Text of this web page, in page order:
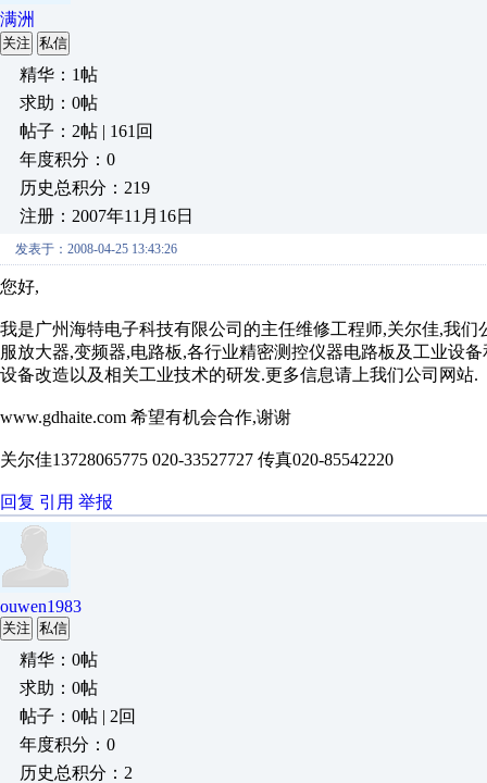
满洲
关注 私信
精华：1帖
求助：0帖
帖子：2帖 | 161回
年度积分：0
历史总积分：219
注册：2007年11月16日
发表于：2008-04-25 13:43:26
您好,
我是广州海特电子科技有限公司的主任维修工程师,关尔佳,我
服放大器,变频器,电路板,各行业精密测控仪器电路板及工业设
设备改造以及相关工业技术的研发.更多信息请上我们公司网站.
www.gdhaite.com 希望有机会合作,谢谢
关尔佳13728065775 020-33527727 传真020-85542220
回复 引用 举报
ouwen1983
关注 私信
精华：0帖
求助：0帖
帖子：0帖 | 2回
年度积分：0
历史总积分：2